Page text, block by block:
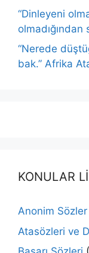
“Dinleyeni
“Nerede
bak.” Afrika
KONULAR
Anonim Sözler
Atasözleri ve